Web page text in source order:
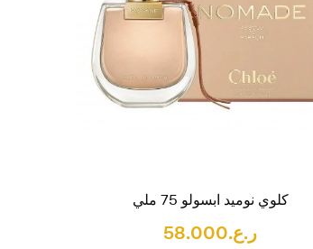
كلوي نوميد ابسولو 75 ملي
ر.ع.58.000